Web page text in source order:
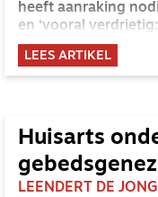
heeft aanraking
en ‘vooral
Barnhoorn is bang
op-afstand’, omdat
kan maken dan het
LEES ARTIKEL
Huisarts
LEENDERT DE JONG